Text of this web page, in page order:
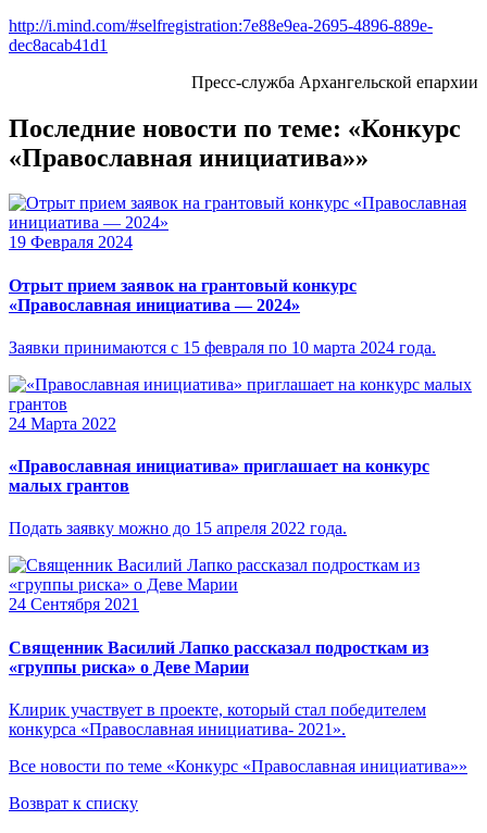
http://i.mind.com/#selfregistration:7e88e9ea-2695-4896-889e-
dec8acab41d1
Пресс-служба Архангельской епархии
Последние новости по теме: «Конкурс
«Православная инициатива»»
19 Февраля 2024
Отрыт прием заявок на грантовый конкурс
«Православная инициатива — 2024»
Заявки принимаются с 15 февраля по 10 марта 2024 года.
24 Марта 2022
«Православная инициатива» приглашает на конкурс
малых грантов
Подать заявку можно до 15 апреля 2022 года.
24 Сентября 2021
Священник Василий Лапко рассказал подросткам из
«группы риска» о Деве Марии
Клирик участвует в проекте, который стал победителем
конкурса «Православная инициатива- 2021».
Все новости по теме «Конкурс «Православная инициатива»»
Возврат к списку